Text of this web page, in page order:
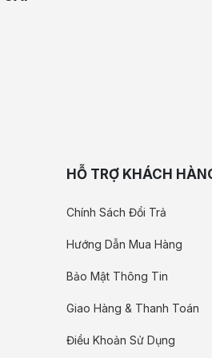
HỖ TRỢ KHÁCH
Chính Sách Đổi Trả
Hướng Dẫn Mua Hàng
Bảo Mật Thông Tin
Giao Hàng & Thanh Toán
Điều Khoản Sử Dụng